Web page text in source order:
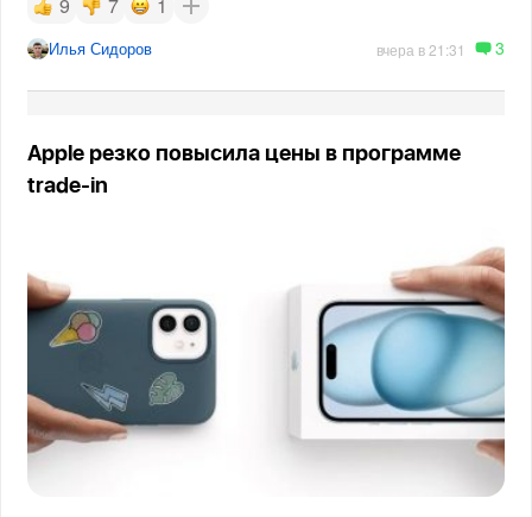
9 7 1
Илья Сидоров вчера в 21:31 3
Apple резко повысила цены в программе
trade-in